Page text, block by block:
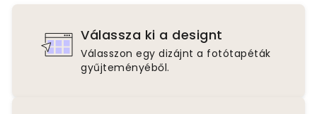
Válassza ki a designt
Válasszon egy dizájnt a fotótapéták
gyűjteményéből.